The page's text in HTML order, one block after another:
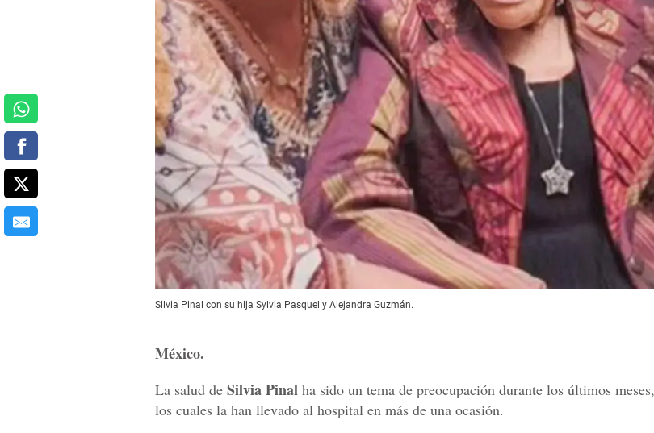
Silvia Pinal con su hija Sylvia Pasquel y Alejandra Guzmán.
México.
La salud de Silvia Pinal ha sido un tema de preocupación durante los últimos meses,
los cuales la han llevado al hospital en más de una ocasión.